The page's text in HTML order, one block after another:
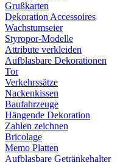
Grußkarten
Dekoration Accessoires
Wachstumseier
Styropor-Modelle
Attribute verkleiden
Aufblasbare Dekorationen
Tor
Verkehrssätze
Nackenkissen
Baufahrzeuge
Hängende Dekoration
Zahlen zeichnen
Bricolage
Memo Platten
Aufblasbare Getränkehalter